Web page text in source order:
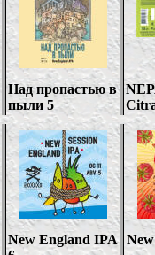
Над пропастью в
пыли 5
New England IPA